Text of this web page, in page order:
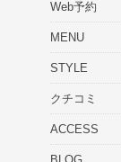
Web予約
MENU
STYLE
クチコミ
ACCESS